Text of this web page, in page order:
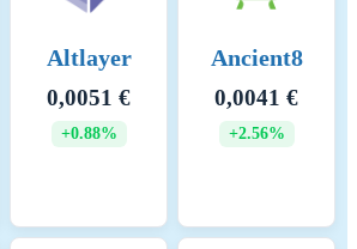
smart contracts use a gas fee
Gas fees are required for
executing computational
steps, calculated based on
resource consumption like
Model for Contracts: Smart
Altlayer
0,0051 €
+0.88%
Ancient8
0,0041 €
+2.56%